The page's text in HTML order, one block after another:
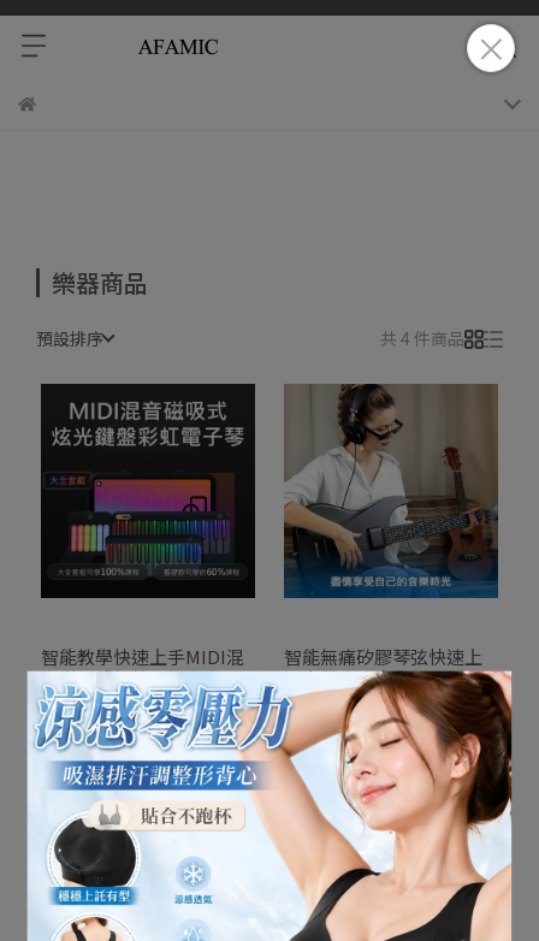
樂器商品
預設排序 共 4 件商品
智能教學快速上手MIDI混
音磁吸式便攜可調多音色
炫光鍵盤彩虹電子琴(APP
教學 公司貨)
NT$13,800NT$26,800
加入購物車
智能無痛矽膠琴弦快速上
手自帶音箱麥克風MIDI混
音內建可調多音色電吉他
套裝(便攜式 智能吉他 彈唱
智慧型 新手適用 公司貨)
NT$16,800NT$26,800
加入購物車